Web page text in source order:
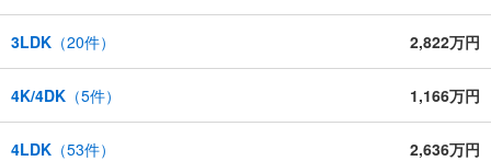
3LDK （20件） 2,822万円
4K/4DK （5件） 1,166万円
4LDK （53件） 2,636万円